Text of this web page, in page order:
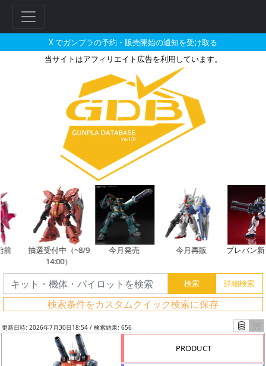
X でガンプラの予約・販売開始の通知を受け取る
当サイトはアフィリエイト広告を利用しています。
MG 1/100 RX-77-2 ガンキャノン
抽選受付中（~8/9
14:00）
今月発売 今月再販 プレバン新
検索条件をカスタムクイック検索に保存
更新日時: 2026年7月30日18:54 / 検索結果: 656
PRODUCT